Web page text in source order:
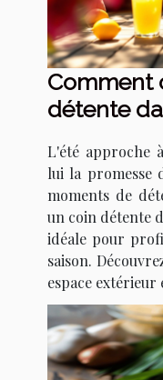
Comment
détente
L'été approche
lui la promesse
moments de
un coin détente
idéale pour
saison.
espace extérieur